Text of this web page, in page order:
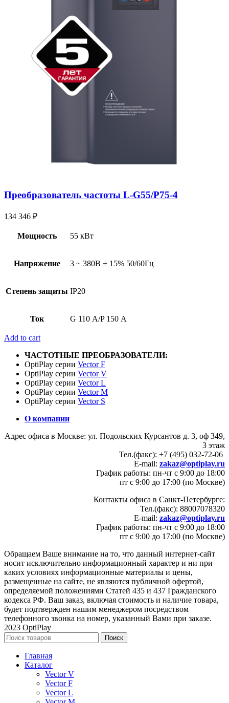
Преобразователь частоты L-G55/P75-4
134 346 ₽
Мощность 55 кВт
Напряжение 3 ~ 380В ± 15% 50/60Гц
Степень защиты IP20
Ток G 110 А/P 150 А
Add to cart
ЧАСТОТНЫЕ ПРЕОБРАЗОВАТЕЛИ:
OptiPlay серии Vector F
OptiPlay серии Vector V
OptiPlay серии Vector L
OptiPlay серии Vector M
OptiPlay серии Vector S
О компании
Адрес офиса в Москве: ул. Подольских Курсантов д. 3, оф 349,
3 этаж
Тел.(факс): +7 (495) 032-72-06
E-mail: zakaz@optiplay.ru
График работы: пн-чт с 9:00 до 18:00
пт с 9:00 до 17:00 (по Москве)
Контакты офиса в Санкт-Петербурге:
Тел.(факс): 88007078320
E-mail: zakaz@optiplay.ru
График работы: пн-чт с 9:00 до 18:00
пт с 9:00 до 17:00 (по Москве)
Обращаем Ваше внимание на то, что данный интернет-сайт
носит исключительно информационный характер и ни при
каких условиях информационные материалы и цены,
размещенные на сайте, не являются публичной офертой,
определяемой положениями Статей 435 и 437 Гражданского
кодекса РФ. Ваш заказ, включая стоимость и наличие товара,
будет подтвержден нашим менеджером посредством
телефонного звонка на номер, указанный Вами при заказе.
2023 OptiPlay
Поиск
Главная
Каталог
Vector V
Vector F
Vector L